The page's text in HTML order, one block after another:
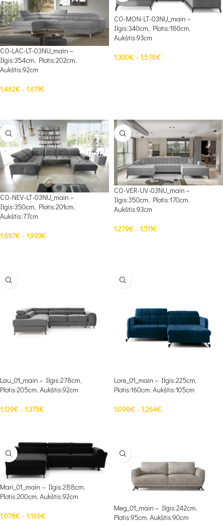
CO-LAC-LT-03NU_main –
Ilgis:354cm, Plotis:202cm,
Aukštis:92cm
1,462€–1,671€
CO-MON-LT-03NU_main –
Ilgis:340cm, Plotis:180cm,
Aukštis:93cm
1,300€–1,578€
CO-NEV-LT-03NU_main –
Ilgis:350cm, Plotis:201cm,
Aukštis:77cm
1,687€–1,993€
CO-VER-UV-03NU_main –
Ilgis:350cm, Plotis:170cm,
Aukštis:93cm
1,279€–1,511€
Lau_01_main – Ilgis:278cm,
Plotis:205cm, Aukštis:92cm
1,139€–1,375€
Lore_01_main – Ilgis:225cm,
Plotis:160cm, Aukštis:105cm
1,098€–1,264€
Mari_01_main – Ilgis:288cm,
Plotis:200cm, Aukštis:92cm
1,078€–1,166€
Meg_01_main – Ilgis:242cm,
Plotis:95cm, Aukštis:90cm